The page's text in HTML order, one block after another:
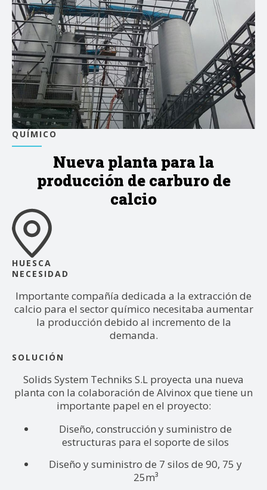
QUÍMICO
Nueva planta para la
producción de carburo de
calcio
HUESCA
NECESIDAD
Importante compañía dedicada a la extracción de
calcio para el sector químico necesitaba aumentar
la producción debido al incremento de la
demanda.
SOLUCIÓN
Solids System Techniks S.L proyecta una nueva
planta con la colaboración de Alvinox que tiene un
importante papel en el proyecto:
Diseño, construcción y suministro de
estructuras para el soporte de silos
Diseño y suministro de 7 silos de 90, 75 y
25m³